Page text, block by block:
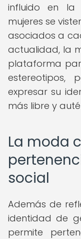
influido en
mujeres se
asociados a
actualidad, la
plataforma
estereotipos,
expresar su
más libre y
La moda
social
Además de
identidad de
permite